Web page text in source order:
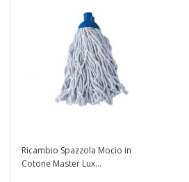
Ricambio Spazzola Mocio in
Cotone Master Lux...